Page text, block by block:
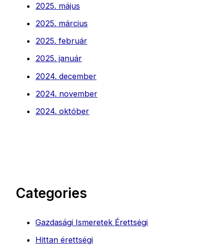
2025. május
2025. március
2025. február
2025. január
2024. december
2024. november
2024. október
Categories
Gazdasági Ismeretek Érettségi
Hittan érettségi